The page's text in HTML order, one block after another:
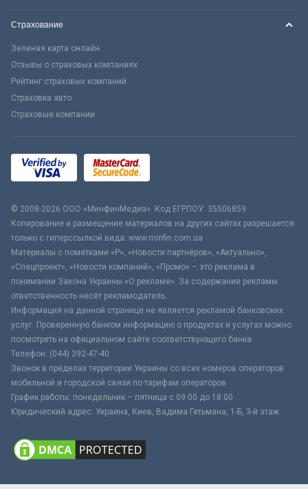
Страхование
Зеленая карта онлайн
Отзывы о страховых компаниях
Рейтинг страховых компаний
Страховка авто
Страховые компании
© 2008-2026 ООО «МинфинМедиа». Код ЕГРПОУ: 35506859
Копирование и размещение материалов на других сайтах разрешается
только с гиперссылкой вида: www.minfin.com.ua
Материалы с пометками «Р», «Новости партнёров», «Актуально»,
«Спецпроект», «Новости компаний», «Промо» – это реклама в
понимании Закона Украины «О рекламе». За содержание рекламы
ответственность несёт рекламодатель.
Информация на данной странице не является рекламой банковских
услуг. Проверенную банком информацию о продуктах и услугах можно
посмотреть на официальном сайте соответствующего банка.
Телефон: (044) 392-47-40
Звонок в пределах территории Украины со всех номеров операторов
мобильной и городской связи по тарифам операторов
График работы: понедельник – пятница с 09:00 до 18:00
Юридический адрес: Украина, Киев, Вадима Гетьмана, 1-Б, 3-й этаж